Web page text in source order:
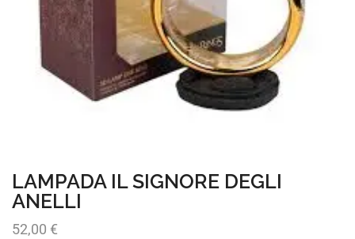
LAMPADA IL SIGNORE DEGLI
ANELLI
52,00 €